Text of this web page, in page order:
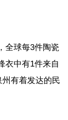
全球每3件陶瓷
衣中有1件来自
有着发达的民